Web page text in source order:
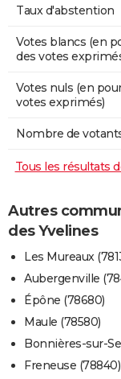
Taux d'abstention
Votes blancs (en
des votes
Votes nuls (en
votes exprimés)
Nombre de
Tous les résultats
Autres
des Yvelines
Les Mureaux
Aubergenville
Épône (78680)
Maule (78580)
Bonnières-sur-
Freneuse (78840)